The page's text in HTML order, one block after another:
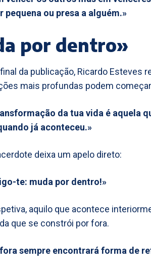
pequena ou presa a alguém.»
por dentro»
da publicação, Ricardo Esteves
mais profundas podem
da tua vida é aquela
já aconteceu.»
deixa um apelo direto:
te: muda por dentro!»
aquilo que acontece
que se constrói por fora.
sempre encontrará forma de